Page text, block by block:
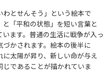
わとせんそう」という絵本で
「平和の状態」を短い言葉と
ます。普通の生活に戦争が入っ
かされます。絵本の後半に
太陽が昇り、新しい命が与え
であることが描かれていま